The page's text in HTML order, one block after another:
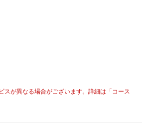
スが異なる場合がございます。詳細は「コース